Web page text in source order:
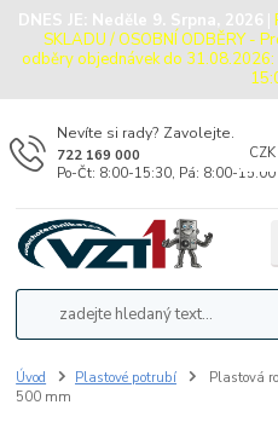
DNES JE: Neděle 9. Srpna, 2026 |
SKLADU / OSOBNÍ ODBĚRY -
odběry objednávek do
Nevíte si rady? Zavolejte.
722 169 000
Po-Čt: 8:00-15:30, Pá: 8:00-15:00
Úvod Plastové potrubí
Plastová
500 mm